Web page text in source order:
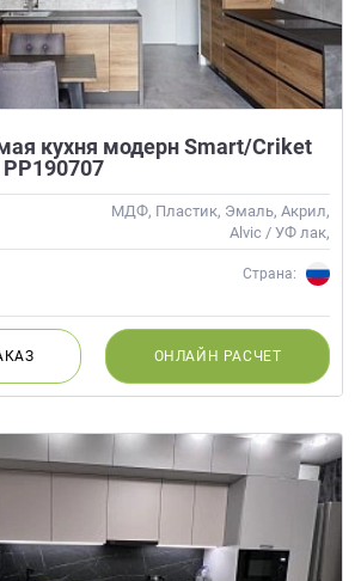
кухня модерн Smart/Criket
МДФ, Пластик, Эмаль, Акрил,
Alvic / УФ лак,
Интегрированная ручка
Страна:
ОНЛАЙН РАСЧЕТ